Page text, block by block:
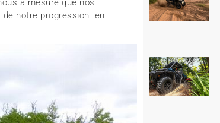
à mesure que nos
de notre progression en